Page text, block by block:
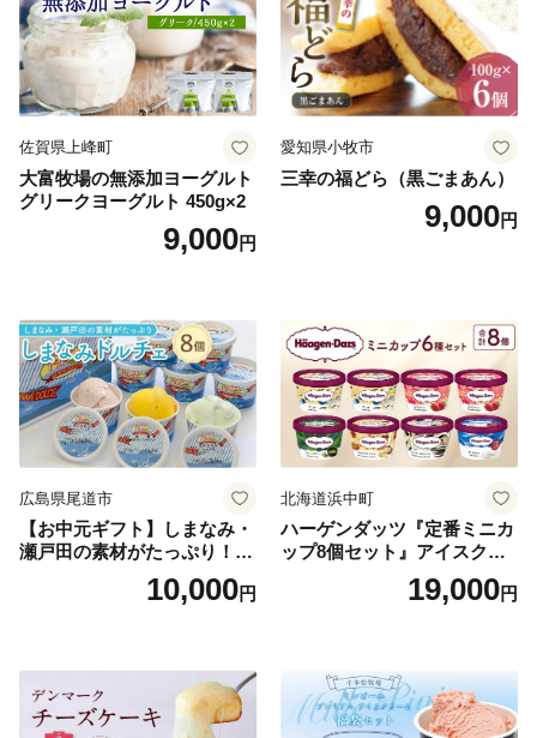
佐賀県上峰町
大富牧場の無添加ヨーグルト
グリークヨーグルト 450g×2
9,000円
愛知県小牧市
三幸の福どら（黒ごまあん）
9,000円
広島県尾道市
【お中元ギフト】しまなみ・
瀬戸田の素材がたっぷり！ジ
10,000円
北海道浜中町
ハーゲンダッツ『定番ミニカ
ップ8個セット』アイスクリ
ーム アイス スイーツ デザー
19,000円